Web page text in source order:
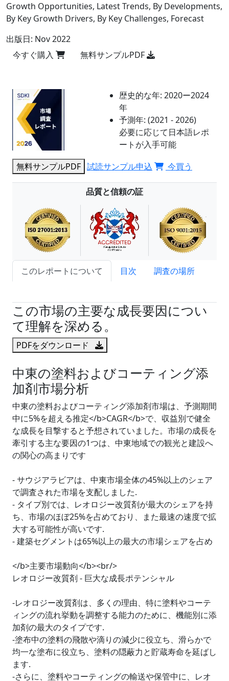
Growth Opportunities, Latest Trends, By Developments,
By Key Growth Drivers, By Key Challenges, Forecast
出版日: Nov 2022
今すぐ購入
無料サンプルPDF
歴史的な年: 2020ー2024
年
予測年: (2021 - 2026)
必要に応じて日本語レポ
ートが入手可能
無料サンプルPDF 試読サンプル申込 今買う
品質と信頼の証
このレポートについて 目次
調査の場所
この市場の主要な成長要因につい
て理解を深める。
PDFをダウンロード
中東の塗料およびコーティング添
加剤市場分析
中東の塗料およびコーティング添加剤市場は、予測期間
中に5%を超える推定</b>CAGR</b>で、収益別で健全
な成長を目撃すると予想されていました。市場の成長を
牽引する主な要因の1つは、中東地域での観光と建設へ
の関心の高まりです
- サウジアラビアは、中東市場全体の45%以上のシェア
で調査された市場を支配しました.
- タイプ別では、レオロジー改質剤が最大のシェアを持
ち、市場のほぼ25%を占めており、また最速の速度で拡
大する可能性が高いです.
- 建築セグメントは65%以上の最大の市場シェアを占め
</b>主要市場動向</b><br/>
レオロジー改質剤 - 巨大な成長ポテンシャル
-レオロジー改質剤は、多くの理由、特に塗料やコーテ
ィングの流れ挙動を調整する能力のために、機能別に添
加剤の最大のタイプです.
-塗布中の塗料の飛散や滴りの減少に役立ち、滑らかで
均一な塗布に役立ち、塗料の隠蔽力と貯蔵寿命を延ばし
ます.
-さらに、塗料やコーティングの輸送や保管中に、レオ